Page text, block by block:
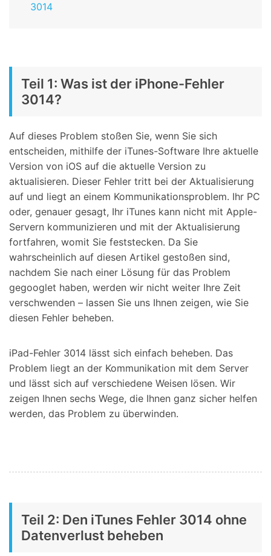
3014
Teil 1: Was ist der iPhone-Fehler
3014?
Auf dieses Problem stoßen Sie, wenn Sie sich
entscheiden, mithilfe der iTunes-Software Ihre aktuelle
Version von iOS auf die aktuelle Version zu
aktualisieren. Dieser Fehler tritt bei der Aktualisierung
auf und liegt an einem Kommunikationsproblem. Ihr PC
oder, genauer gesagt, Ihr iTunes kann nicht mit Apple-
Servern kommunizieren und mit der Aktualisierung
fortfahren, womit Sie feststecken. Da Sie
wahrscheinlich auf diesen Artikel gestoßen sind,
nachdem Sie nach einer Lösung für das Problem
gegooglet haben, werden wir nicht weiter Ihre Zeit
verschwenden – lassen Sie uns Ihnen zeigen, wie Sie
diesen Fehler beheben.
iPad-Fehler 3014 lässt sich einfach beheben. Das
Problem liegt an der Kommunikation mit dem Server
und lässt sich auf verschiedene Weisen lösen. Wir
zeigen Ihnen sechs Wege, die Ihnen ganz sicher helfen
werden, das Problem zu überwinden.
Teil 2: Den iTunes Fehler 3014 ohne
Datenverlust beheben